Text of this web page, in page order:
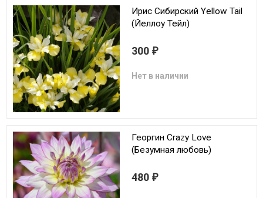
Ирис Сибирский Yellow Tail
(Йеллоу Тейл)
300 ₽
Нет в наличии
Георгин Crazy Love
(Безумная любовь)
480 ₽